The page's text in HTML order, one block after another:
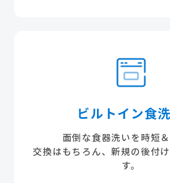
ビルトイン食
面倒な食器洗いを時短＆
交換はもちろん、新規の後付
す。